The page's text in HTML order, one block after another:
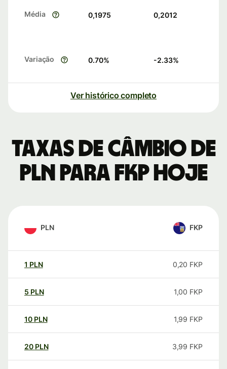
Média 0,1975 0,2012
Variação 0.70% -2.33%
Ver histórico completo
Taxas de câmbio de
PLN para FKP hoje
PLN FKP
1 PLN 0,20 FKP
5 PLN 1,00 FKP
10 PLN 1,99 FKP
20 PLN 3,99 FKP